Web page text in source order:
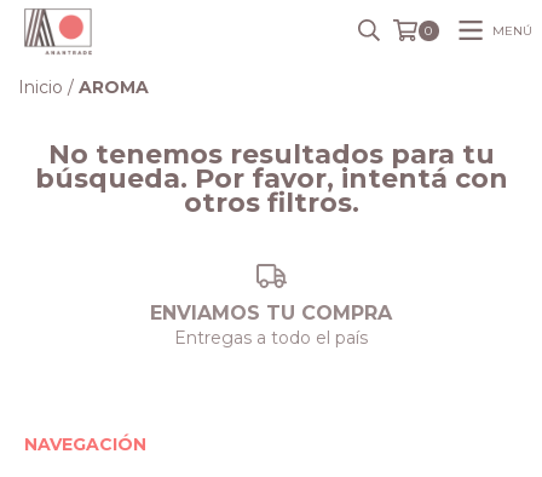
0 MENÚ
Inicio / AROMA
No tenemos resultados para tu
búsqueda. Por favor, intentá con
otros filtros.
ENVIAMOS TU COMPRA
Entregas a todo el país
NAVEGACIÓN